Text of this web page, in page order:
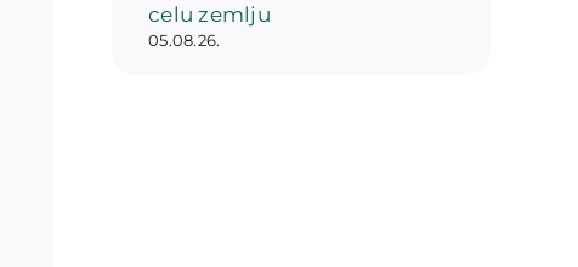
celu zemlju
05.08.26.